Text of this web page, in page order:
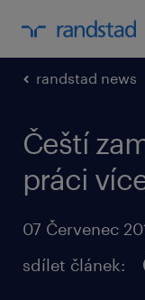
randstad news
Čeští
práci
07 Červenec
sdílet článek: